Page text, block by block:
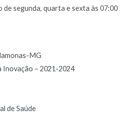
segunda, quarta e sexta às 07:00
MG
Inovação – 2021-2024
de Saúde